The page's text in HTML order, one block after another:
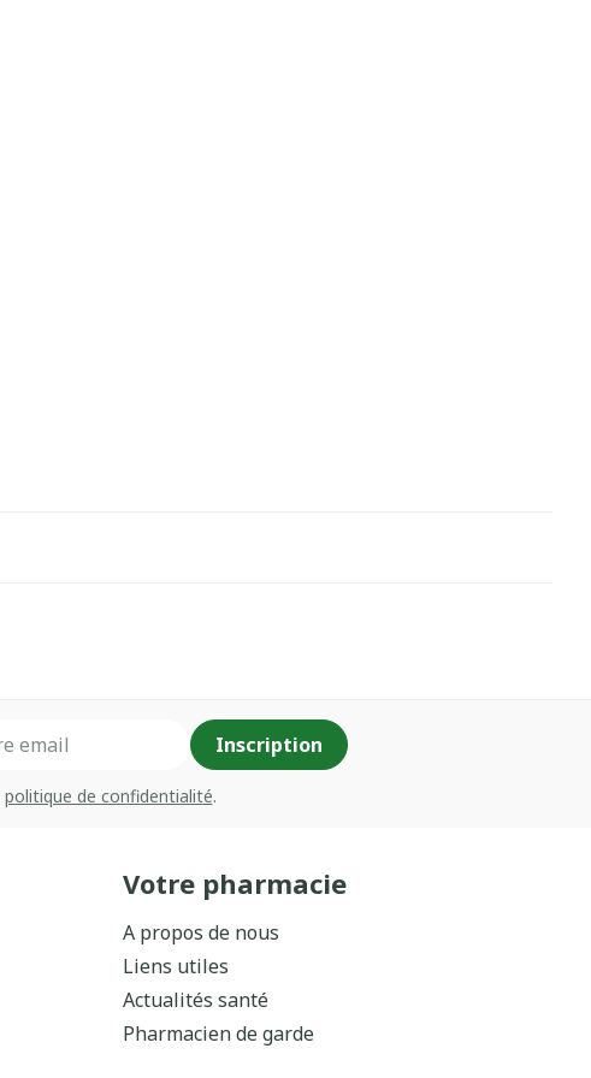
Inscription
politique de confidentialité.
Votre pharmacie
A propos de nous
Liens utiles
Actualités santé
Pharmacien de garde